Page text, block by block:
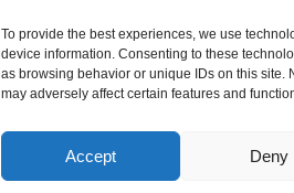
To provide the best experiences, we use
device information. Consenting to these
as browsing behavior or unique IDs on this site.
may adversely affect certain features and
Accept Deny
Riojasta – Ortega
Tudelilla Crianza